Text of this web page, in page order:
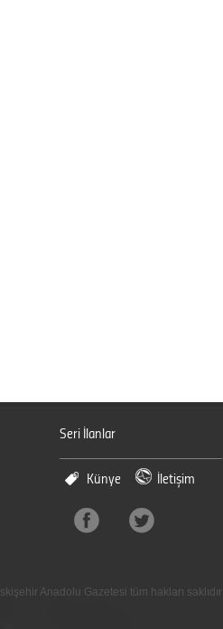
Seri İlanlar
Künye İletişim
Anadolu Gazetesi tüm hakları saklıdır